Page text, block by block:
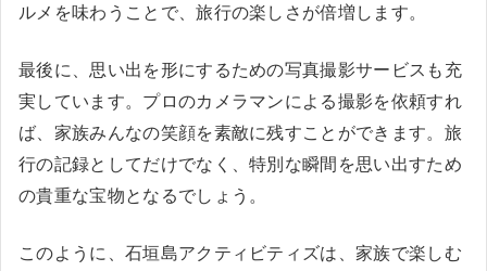
ルメを味わうことで、旅行の楽しさが倍増します。
最後に、思い出を形にするための写真撮影サービスも充
実しています。プロのカメラマンによる撮影を依頼すれ
ば、家族みんなの笑顔を素敵に残すことができます。旅
行の記録としてだけでなく、特別な瞬間を思い出すため
の貴重な宝物となるでしょう。
このように、石垣島アクティビティズは、家族で楽しむ